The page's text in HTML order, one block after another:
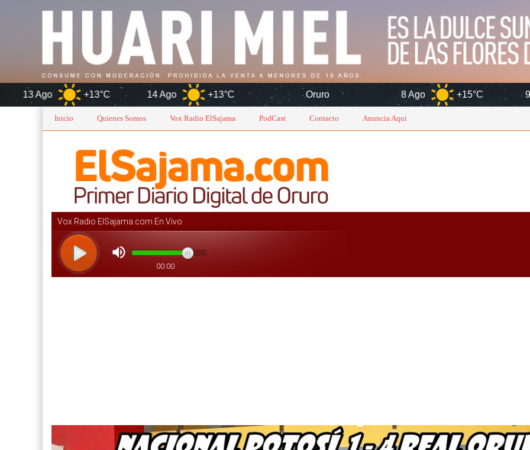
+13°C 14 Ago +13°C Oruro 8 Ago +15°C 9 Ago
Inicio Quienes Somos Vox Radio ElSajama PodCast Contacto Anuncia Aqui